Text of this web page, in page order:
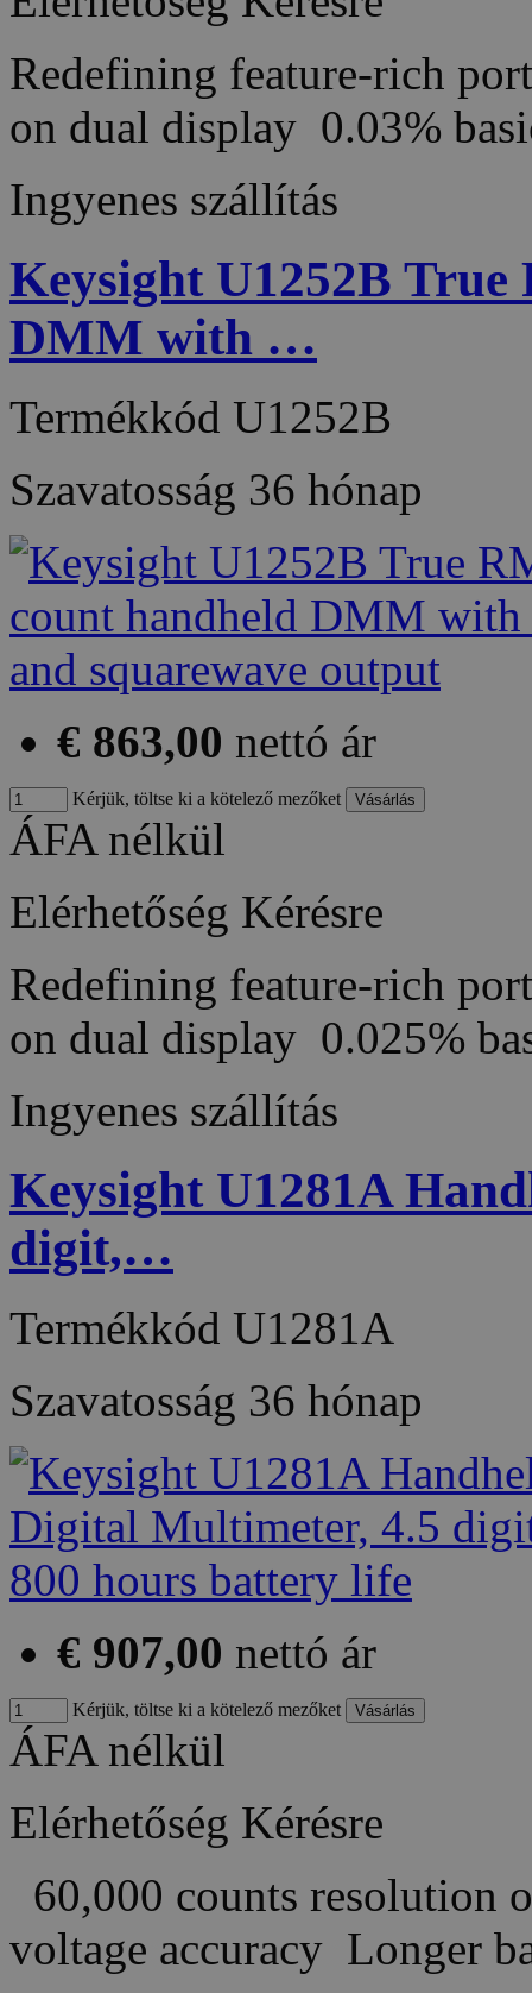
Redefining feature-rich
on dual display 0.03%
Ingyenes szállítás
Keysight U1252B True
DMM with …
Termékkód U1252B
Szavatosság 36 hónap
€ 863,00 nettó ár
Kérjük, töltse ki a kötelező mezőket
ÁFA nélkül
Elérhetőség Kérésre
Redefining feature-rich
on dual display 0.025%
Ingyenes szállítás
Keysight U1281A
digit,…
Termékkód U1281A
Szavatosság 36 hónap
€ 907,00 nettó ár
Kérjük, töltse ki a kötelező mezőket
ÁFA nélkül
Elérhetőség Kérésre
60,000 counts resolution
voltage accuracy Longer